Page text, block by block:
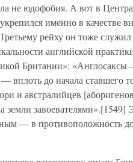
не юдофобия. А вот в
именно в качестве
рейху он тоже
английской
Британии»:
вплоть до начала ставшего
и австралийцев
земли завоевателями».[1549]
— в противоположность